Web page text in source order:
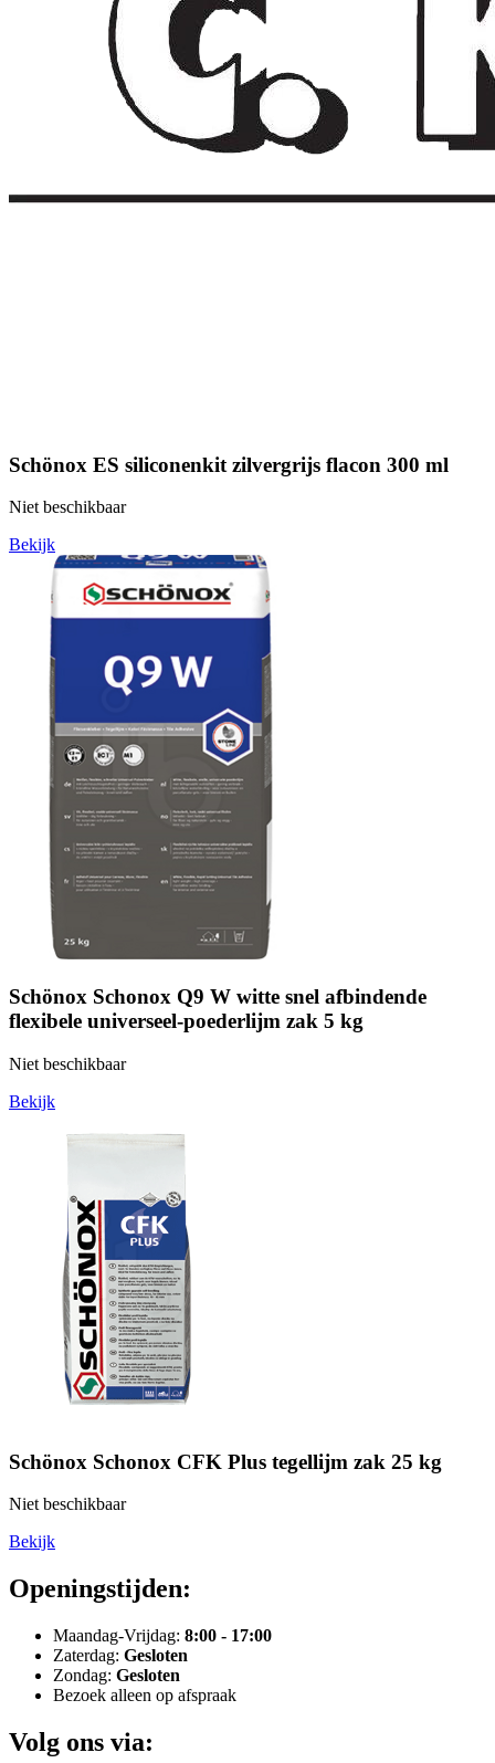
Schönox ES siliconenkit zilvergrijs flacon 300 ml
Niet beschikbaar
Bekijk
Schönox Schonox Q9 W witte snel afbindende
flexibele universeel-poederlijm zak 5 kg
Niet beschikbaar
Bekijk
Schönox Schonox CFK Plus tegellijm zak 25 kg
Niet beschikbaar
Bekijk
Openingstijden:
Maandag-Vrijdag: 8:00 - 17:00
Zaterdag: Gesloten
Zondag: Gesloten
Bezoek alleen op afspraak
Volg ons via: